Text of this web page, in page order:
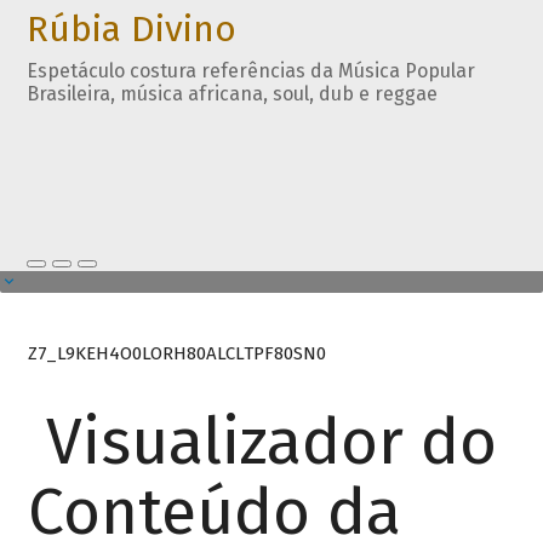
Rúbia Divino
Espetáculo costura referências da Música Popular
Brasileira, música africana, soul, dub e reggae
Z7_L9KEH4O0LORH80ALCLTPF80SN0
Visualizador do
Conteúdo da